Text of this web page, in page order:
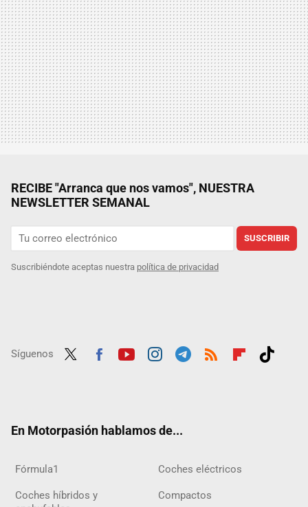
RECIBE "Arranca que nos vamos", NUESTRA
NEWSLETTER SEMANAL
SUSCRIBIR
Suscribiéndote aceptas nuestra política de privacidad
Síguenos
En Motorpasión hablamos de...
Fórmula1 Coches eléctricos
Coches híbridos y
Compactos